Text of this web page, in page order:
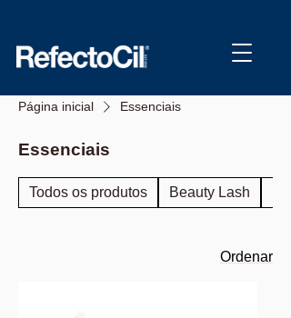
Página inicial Essenciais
Essenciais
Todos os produtos Beauty Lash
Ordenar